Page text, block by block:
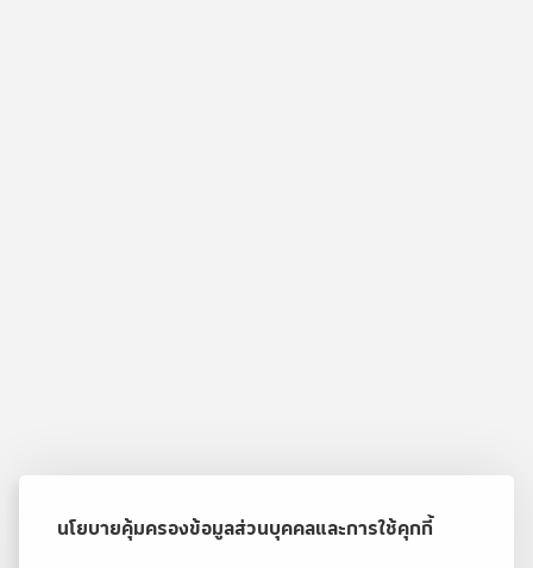
นโยบายคุ้มครองข้อมูลส่วนบุคคลและการใช้คุกกี้